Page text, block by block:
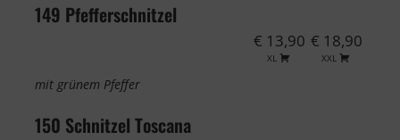
149 Pfefferschnitzel
€ 13,90
XL
€ 18,90
XXL
mit grünem Pfeffer
150 Schnitzel Toscana